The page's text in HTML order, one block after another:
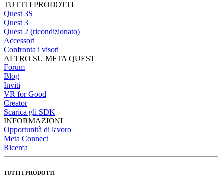
TUTTI I PRODOTTI
Quest 3S
Quest 3
Quest 2 (ricondizionato)
Accessori
Confronta i visori
ALTRO SU META QUEST
Forum
Blog
Inviti
VR for Good
Creator
Scarica gli SDK
INFORMAZIONI
Opportunità di lavoro
Meta Connect
Ricerca
TUTTI I PRODOTTI